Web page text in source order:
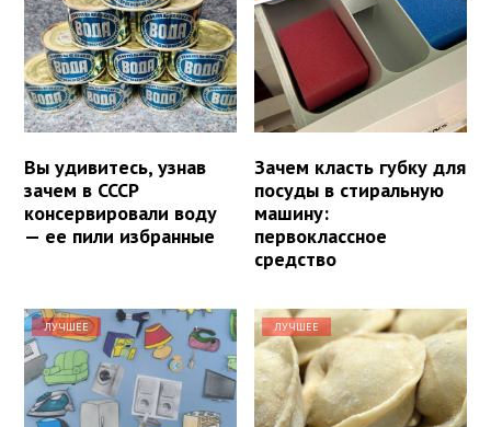
Вы удивитесь, узнав
зачем в СССР
консервировали воду
— ее пили избранные
Зачем класть губку для
посуды в стиральную
машину:
первоклассное
средство
ЛУЧШЕЕ ЛУЧШЕЕ